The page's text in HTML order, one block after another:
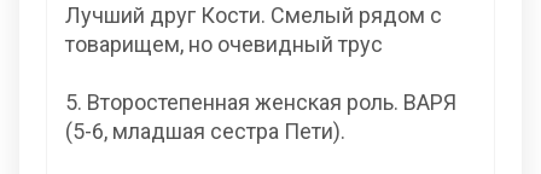
Лучший друг Кости. Смелый рядом с
товарищем, но очевидный трус
5. Второстепенная женская роль. ВАРЯ
(5-6, младшая сестра Пети).